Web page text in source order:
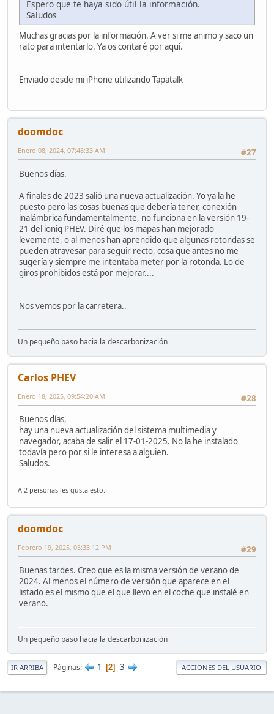
Espero que te haya sido útil la información.
Saludos
Muchas gracias por la información. A ver si me animo y saco un
rato para intentarlo. Ya os contaré por aquí.
Enviado desde mi iPhone utilizando Tapatalk
doomdoc
#27
Enero 08, 2024, 07:48:33 AM
Buenos días.
A finales de 2023 salió una nueva actualización. Yo ya la he
puesto pero las cosas buenas que debería tener, conexión
inalámbrica fundamentalmente, no funciona en la versión 19-
21 del ioniq PHEV. Diré que los mapas han mejorado
levemente, o al menos han aprendido que algunas rotondas se
pueden atravesar para seguir recto, cosa que antes no me
sugería y siempre me intentaba meter por la rotonda. Lo de
giros prohibidos está por mejorar....
Nos vemos por la carretera..
Un pequeño paso hacia la descarbonización
Carlos PHEV
#28
Enero 18, 2025, 09:54:20 AM
Buenos días,
hay una nueva actualización del sistema multimedia y
navegador, acaba de salir el 17-01-2025. No la he instalado
todavía pero por si le interesa a alguien.
Saludos.
A 2 personas les gusta esto.
doomdoc
#29
Febrero 19, 2025, 05:33:12 PM
Buenas tardes. Creo que es la misma versión de verano de
2024. Al menos el número de versión que aparece en el
listado es el mismo que el que llevo en el coche que instalé en
verano.
Un pequeño paso hacia la descarbonización
IR ARRIBA Páginas 1 2 3 ACCIONES DEL USUARIO